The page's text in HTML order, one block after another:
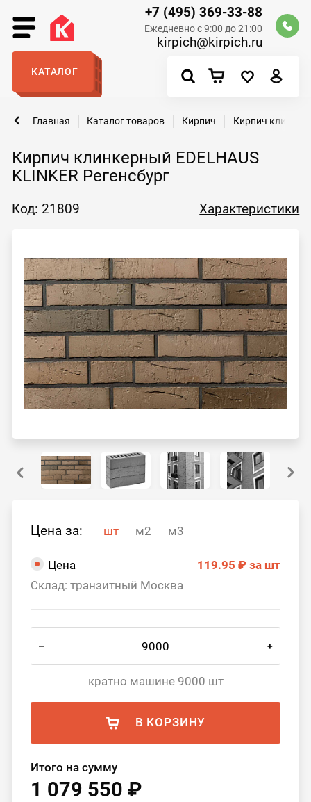
+7 (495) 369-33-88
Ежедневно с 9:00 до 21:00
kirpich@kirpich.ru
КАТАЛОГ
Кирпич клинкерный EDELHAUS
KLINKER Регенсбург
Главная Каталог товаров Кирпич Кирпич
Код: 21809 Характеристики
Цена за: шт м2 м3
Цена 119.95 ₽ за шт
Склад: транзитный Москва
– +
кратно машине 9000 шт
В КОРЗИНУ
Итого на сумму
1 079 550 ₽